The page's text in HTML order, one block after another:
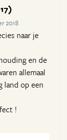
2018
naar je
en de
allemaal
land op een
!